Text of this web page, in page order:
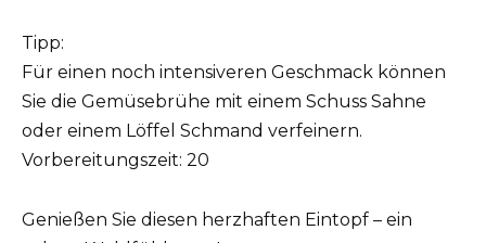
Tipp:
Für einen noch intensiveren Geschmack können
Sie die Gemüsebrühe mit einem Schuss Sahne
oder einem Löffel Schmand verfeinern.
Vorbereitungszeit: 20
Genießen Sie diesen herzhaften Eintopf – ein